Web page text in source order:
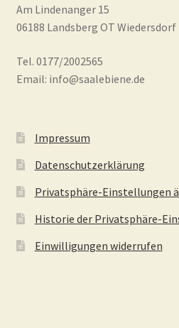
Am Lindenanger 15
06188 Landsberg OT Wiedersdorf
Tel. 0177/2002565
Email: info@saalebiene.de
Impressum
Datenschutzerklärung
Privatsphäre-Einstellungen
Historie der Privatsphäre-
Einwilligungen widerrufen